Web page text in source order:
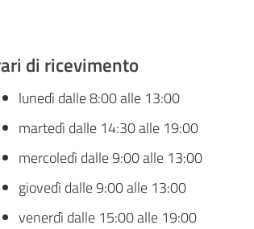
di ricevimento
lunedì dalle 8:00 alle 13:00
martedì dalle 14:30 alle 19:00
mercoledì dalle 9:00 alle 13:00
giovedì dalle 9:00 alle 13:00
venerdì dalle 15:00 alle 19:00